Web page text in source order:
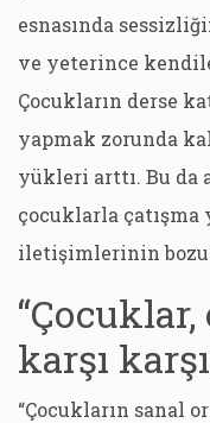
esnasında
ve yeterince
Çocukların derse
yapmak zorunda
yükleri arttı. Bu da
çocuklarla
iletişimlerinin
karşı
“Çocukların sanal